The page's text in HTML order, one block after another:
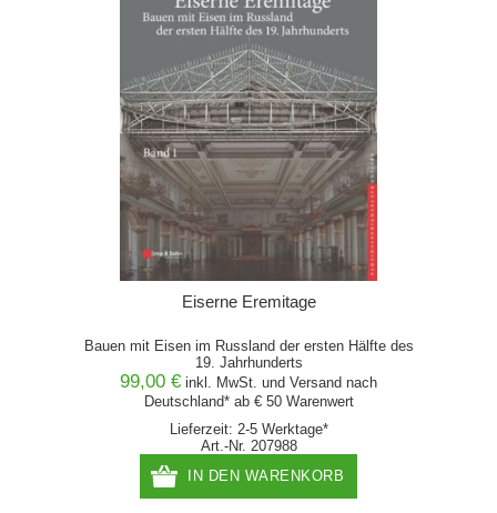
Eiserne Eremitage
Bauen mit Eisen im Russland der ersten Hälfte des
19. Jahrhunderts
99,00 € inkl. MwSt. und Versand nach
Deutschland* ab € 50 Warenwert
Lieferzeit: 2-5 Werktage*
Art.-Nr. 207988
IN DEN WARENKORB